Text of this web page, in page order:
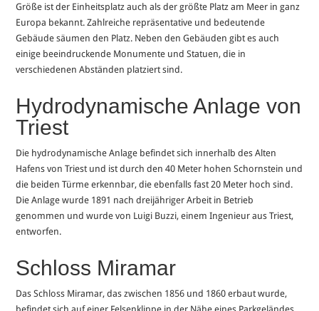
Größe ist der Einheitsplatz auch als der größte Platz am Meer in ganz
Europa bekannt. Zahlreiche repräsentative und bedeutende
Gebäude säumen den Platz. Neben den Gebäuden gibt es auch
einige beeindruckende Monumente und Statuen, die in
verschiedenen Abständen platziert sind.
Hydrodynamische Anlage von
Triest
Die hydrodynamische Anlage befindet sich innerhalb des Alten
Hafens von Triest und ist durch den 40 Meter hohen Schornstein und
die beiden Türme erkennbar, die ebenfalls fast 20 Meter hoch sind.
Die Anlage wurde 1891 nach dreijähriger Arbeit in Betrieb
genommen und wurde von Luigi Buzzi, einem Ingenieur aus Triest,
entworfen.
Schloss Miramar
Das Schloss Miramar, das zwischen 1856 und 1860 erbaut wurde,